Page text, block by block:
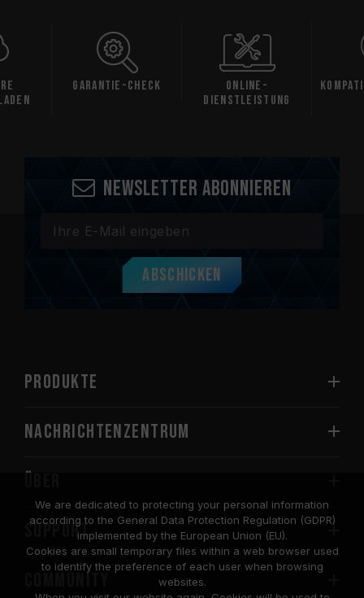
Garantie-Check
Online-
Dienstleistung
Newsletter abonnieren
Abschicken
PRODUKTE
Nachrichtenzentrum
SUPPORT
COMMUNITY
We are dedicated to protecting your personal information
according to the General Data Protection Regulation (GDPR)
implemented by the European Union (EU).
Cookies are small temporary files within a web browser used
to identify the preference of each user when browsing
websites.